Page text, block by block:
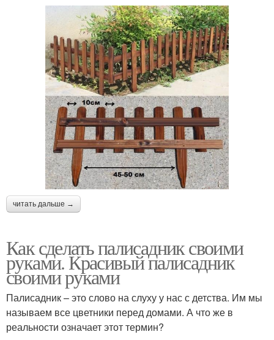
читать дальше →
Как сделать палисадник своими
руками. Красивый палисадник
своими руками
Палисадник – это слово на слуху у нас с детства. Им мы
называем все цветники перед домами. А что же в
реальности означает этот термин?